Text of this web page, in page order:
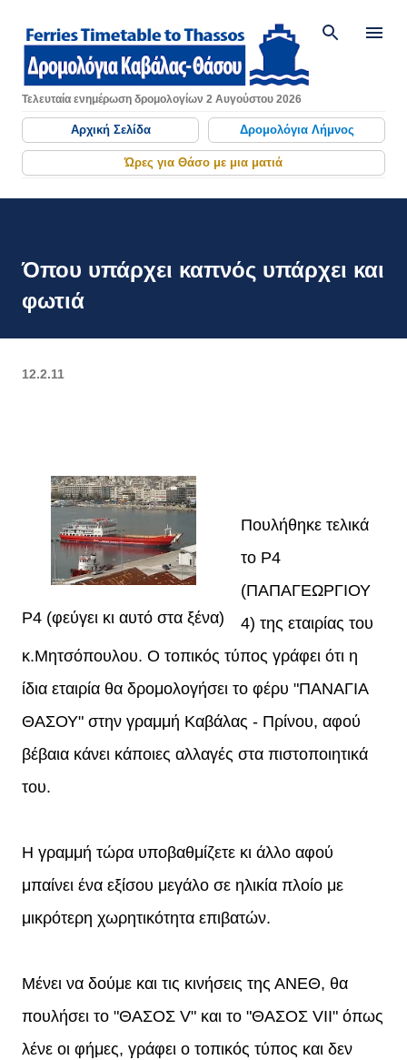
Μετάβαση στο κύριο περιεχόμενο
Τελευταία ενημέρωση δρομολογίων 2 Αυγούστου 2026
Αρχική Σελίδα Δρομολόγια Λήμνος
Ώρες για Θάσο με μια ματιά
Όπου υπάρχει καπνός υπάρχει και
φωτιά
12.2.11
P4 (φεύγει κι αυτό στα ξένα)
Πουλήθηκε τελικά
το P4
(ΠΑΠΑΓΕΩΡΓΙΟΥ
4) της εταιρίας του
κ.Μητσόπουλου. Ο τοπικός τύπος γράφει ότι η
ίδια εταιρία θα δρομολογήσει το φέρυ "ΠΑΝΑΓΙΑ
ΘΑΣΟΥ" στην γραμμή Καβάλας - Πρίνου, αφού
βέβαια κάνει κάποιες αλλαγές στα πιστοποιητικά
του.
Η γραμμή τώρα υποβαθμίζετε κι άλλο αφού
μπαίνει ένα εξίσου μεγάλο σε ηλικία πλοίο με
μικρότερη χωρητικότητα επιβατών.
Μένει να δούμε και τις κινήσεις της ΑΝΕΘ, θα
πουλήσει το "ΘΑΣΟΣ V" και το "ΘΑΣΟΣ VII" όπως
λένε οι φήμες, γράφει ο τοπικός τύπος και δεν